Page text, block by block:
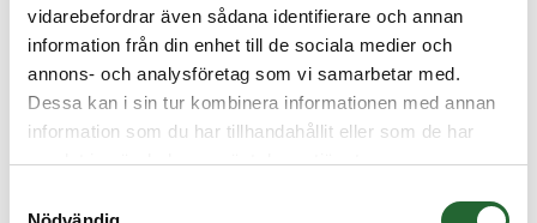
vidarebefordrar även sådana identifierare och annan
information från din enhet till de sociala medier och
annons- och analysföretag som vi samarbetar med.
Dessa kan i sin tur kombinera informationen med annan
information som du har tillhandahållit eller som de har
samlat in när du har använt deras tjänster.
BESKRIVNING
Lamelltätning Z-009 45x75x6
SPECIFIKATIONER